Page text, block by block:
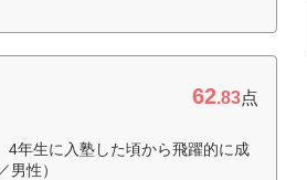
62.83点
4年生に入塾した頃から飛躍的に成
性）